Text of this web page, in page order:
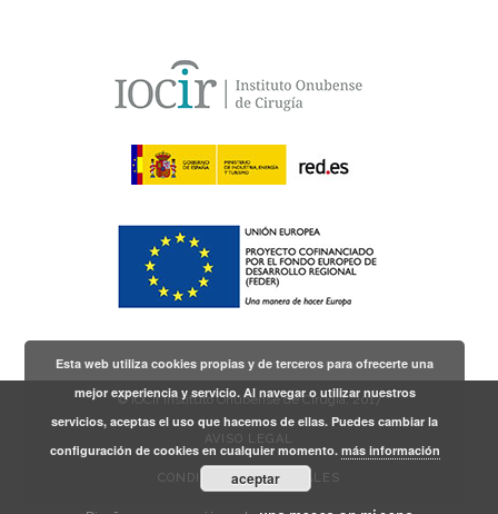
© IOCir Instituto Onubense de Cirugía, 2017
AVISO LEGAL
CONDICIONES GENERALES
Esta web utiliza cookies propias y de terceros para ofrecerte una
mejor experiencia y servicio. Al navegar o utilizar nuestros
servicios, aceptas el uso que hacemos de ellas. Puedes cambiar la
configuración de cookies en cualquier momento. más información
aceptar